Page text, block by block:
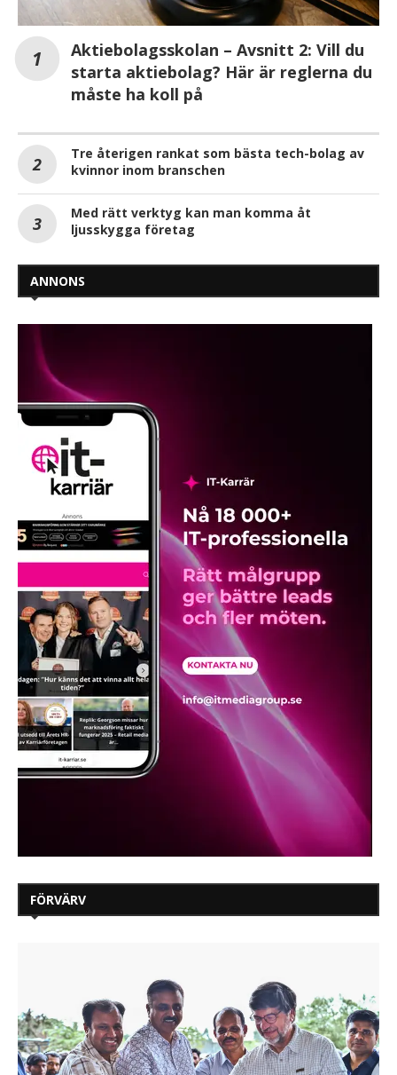
Aktiebolagsskolan – Avsnitt 2: Vill du
starta aktiebolag? Här är reglerna du
måste ha koll på
Tre återigen rankat som bästa tech-bolag av
kvinnor inom branschen
Med rätt verktyg kan man komma åt
ljusskygga företag
ANNONS
FÖRVÄRV